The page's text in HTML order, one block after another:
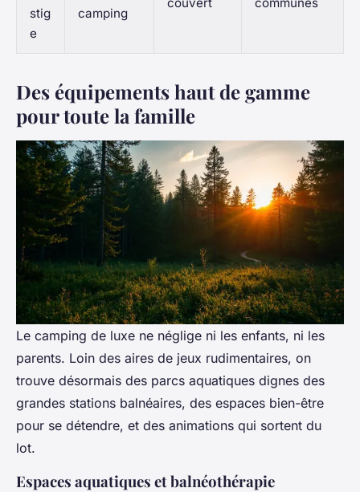
stig
e
camping
Des équipements haut de gamme
pour toute la famille
Le camping de luxe ne néglige ni les enfants, ni les
parents. Loin des aires de jeux rudimentaires, on
trouve désormais des parcs aquatiques dignes des
grandes stations balnéaires, des espaces bien-être
pour se détendre, et des animations qui sortent du
lot.
Espaces aquatiques et balnéothérapie